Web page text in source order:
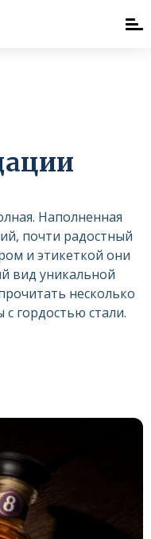
Наполненная
почти радостный
и этикеткой они
вид уникальной
несколько
гордостью стали.